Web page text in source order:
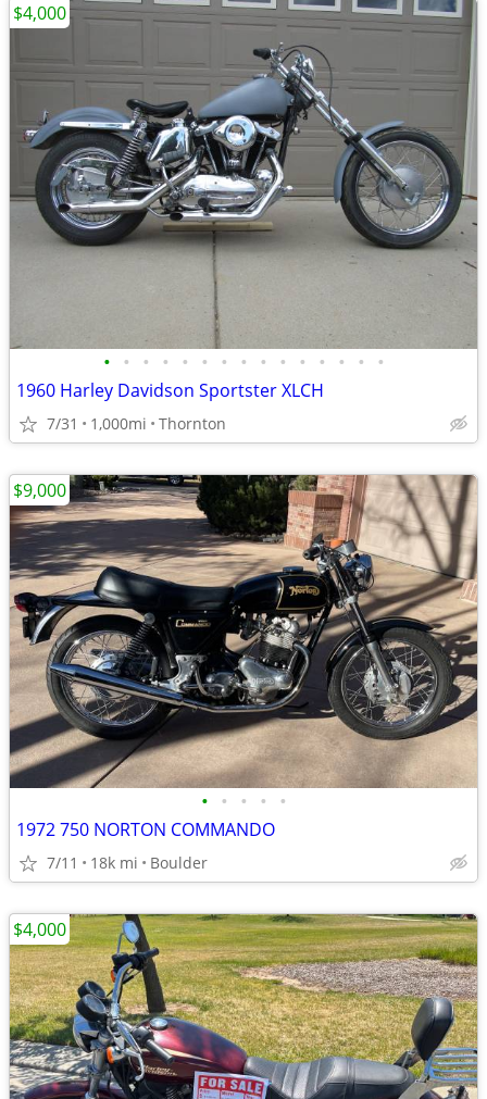
• • • • • • • • • • • • • • •
1960 Harley Davidson Sportster XLCH
7/31 1,000mi Thornton
$4,000
• • • • •
1972 750 NORTON COMMANDO
7/11 18k mi Boulder
$9,000
$4,000